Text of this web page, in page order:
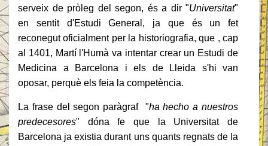
serveix de pròleg del segon, és a dir "Universitat"
en sentit d'Estudi General, ja que és un fet
reconegut oficialment per la historiografia, que , cap
al 1401, Martí l'Humà va intentar crear un Estudi de
Medicina a Barcelona i els de Lleida s'hi van
oposar, perquè els feia la competència.
La frase del segon paràgraf "ha hecho a nuestros
predecesores" dóna fe que la Universitat de
Barcelona ja existia durant uns quants regnats de la